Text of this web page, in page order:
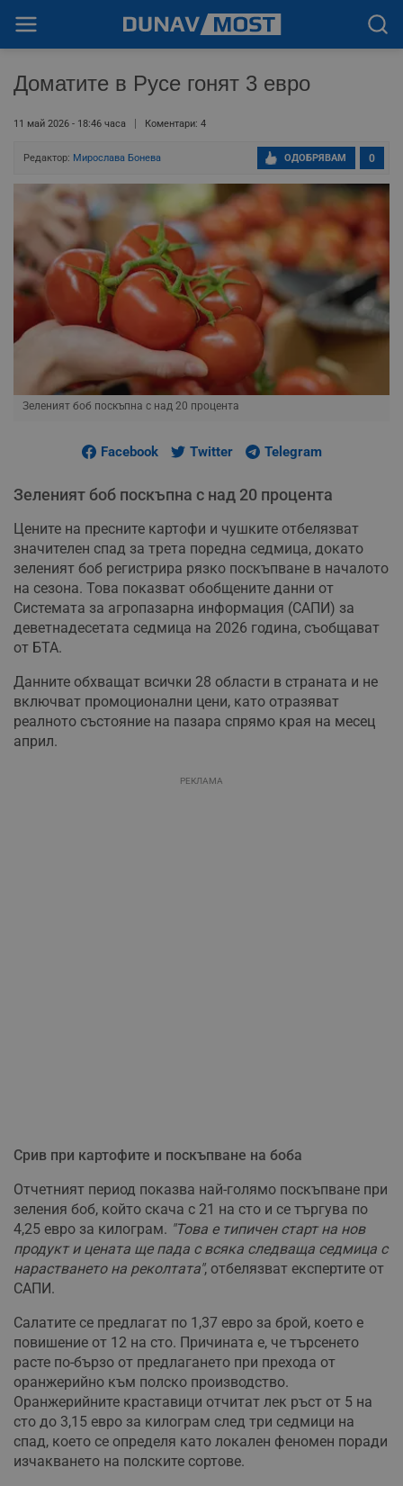
Доматите в Русе гонят 3 евро
11 май 2026 - 18:46 часа Коментари: 4
Редактор: Мирослава Бонева 0
ОДОБРЯВАМ
Зеленият боб поскъпна с над 20 процента
Facebook Twitter Telegram
Зеленият боб поскъпна с над 20 процента
Цените на пресните картофи и чушките отбелязват
значителен спад за трета поредна седмица, докато
зеленият боб регистрира рязко поскъпване в началото
на сезона. Това показват обобщените данни от
Системата за агропазарна информация (САПИ) за
деветнадесетата седмица на 2026 година, съобщават
от БТА.
Данните обхващат всички 28 области в страната и не
включват промоционални цени, като отразяват
реалното състояние на пазара спрямо края на месец
април.
РЕКЛАМА
Срив при картофите и поскъпване на боба
Отчетният период показва най-голямо поскъпване при
зеления боб, който скача с 21 на сто и се търгува по
4,25 евро за килограм. "Това е типичен старт на нов
продукт и цената ще пада с всяка следваща седмица с
нарастването на реколтата", отбелязват експертите от
САПИ.
Салатите се предлагат по 1,37 евро за брой, което е
повишение от 12 на сто. Причината е, че търсенето
расте по-бързо от предлагането при прехода от
оранжерийно към полско производство.
Оранжерийните краставици отчитат лек ръст от 5 на
сто до 3,15 евро за килограм след три седмици на
спад, което се определя като локален феномен поради
изчакването на полските сортове.